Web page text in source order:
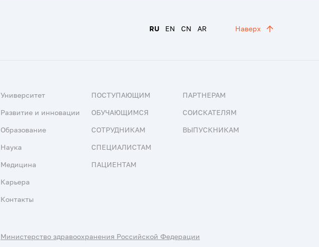
RU EN CN AR Наверх
Университет
Развитие и инновации
Образование
Наука
Медицина
Карьера
Контакты
ПОСТУПАЮЩИМ
ОБУЧАЮЩИМСЯ
СОТРУДНИКАМ
СПЕЦИАЛИСТАМ
ПАЦИЕНТАМ
ПАРТНЕРАМ
СОИСКАТЕЛЯМ
ВЫПУСКНИКАМ
Министерство здравоохранения Российской Федерации